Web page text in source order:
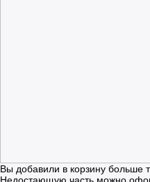
Вы добавили в корзину больше